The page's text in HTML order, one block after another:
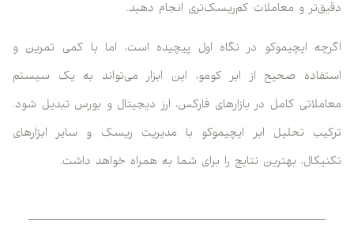
دقیق‌تر و معاملات کم‌ریسک‌تری انجام دهید.
اگرچه ایچیموکو در نگاه اول پیچیده است، اما با کمی تمرین و
استفاده صحیح از ابر کومو، این ابزار می‌تواند به یک سیستم
معاملاتی کامل در بازارهای فارکس، ارز دیجیتال و بورس تبدیل شود.
ترکیب تحلیل ابر ایچیموکو با مدیریت ریسک و سایر ابزارهای
تکنیکال، بهترین نتایج را برای شما به همراه خواهد داشت.